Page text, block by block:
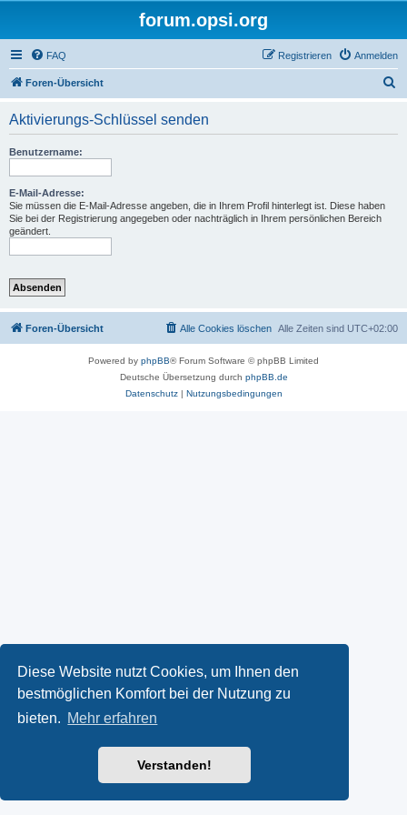
Diese Website nutzt Cookies, um Ihnen den
bestmöglichen Komfort bei der Nutzung zu
bieten. Mehr erfahren
Verstanden!
forum.opsi.org
FAQ Anmelden
Registrieren
Foren-Übersicht
Aktivierungs-Schlüssel senden
Benutzername:
E-Mail-Adresse:
Sie müssen die E-Mail-Adresse angeben, die in Ihrem Profil hinterlegt ist. Diese haben
Sie bei der Registrierung angegeben oder nachträglich in Ihrem persönlichen Bereich
geändert.
Foren-Übersicht Alle Zeiten sind UTC+02:00
Alle Cookies löschen
Powered by phpBB® Forum Software © phpBB Limited
Deutsche Übersetzung durch phpBB.de
Datenschutz| Nutzungsbedingungen